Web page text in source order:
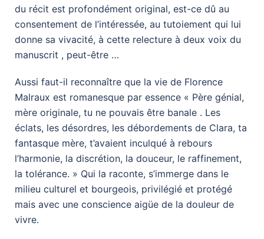
du récit est profondément original, est-ce dû au
consentement de l’intéressée, au tutoiement qui lui
donne sa vivacité, à cette relecture à deux voix du
manuscrit , peut-être …
Aussi faut-il reconnaître que la vie de Florence
Malraux est romanesque par essence « Père génial,
mère originale, tu ne pouvais être banale . Les
éclats, les désordres, les débordements de Clara, ta
fantasque mère, t’avaient inculqué à rebours
l’harmonie, la discrétion, la douceur, le raffinement,
la tolérance. » Qui la raconte, s’immerge dans le
milieu culturel et bourgeois, privilégié et protégé
mais avec une conscience aigüe de la douleur de
vivre.